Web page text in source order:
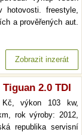
hotovosti. freestyle,
a prověřených aut.
Zobrazit inzerát
2.0 TDI
výkon 103 kw,
rok výroby: 2012,
republika servisní